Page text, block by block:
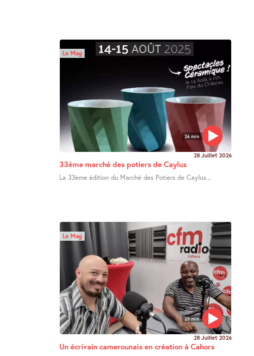
26 min
Le Mag
28 Juillet 2026
33ème marché des potiers de Caylus
La 33ème édition du Marché des Potiers de Caylus...
25 min
Le Mag
28 Juillet 2026
Un écrivain camerounais en création à Cahors